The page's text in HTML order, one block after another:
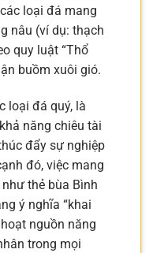
loại đá mang
nâu (ví dụ: thạch
quy luật “Thổ
buồm xuôi gió.
loại đá quý, là
năng chiêu tài
đẩy sự nghiệp
đó, việc mang
thẻ bùa Bình
ý nghĩa “khai
nguồn năng
trong mọi